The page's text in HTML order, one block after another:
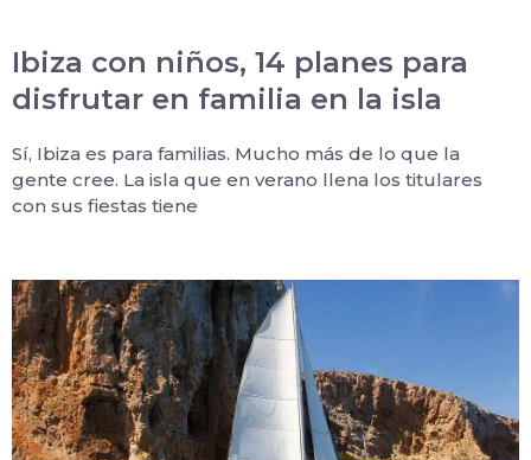
Ibiza con niños, 14 planes para
disfrutar en familia en la isla
Sí, Ibiza es para familias. Mucho más de lo que la
gente cree. La isla que en verano llena los titulares
con sus fiestas tiene